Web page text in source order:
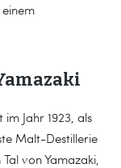
Jahr 1923, als
Malt-Destillerie
von Yamazaki,